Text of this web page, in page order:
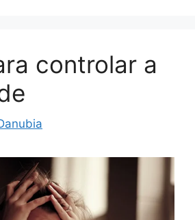
controlar a